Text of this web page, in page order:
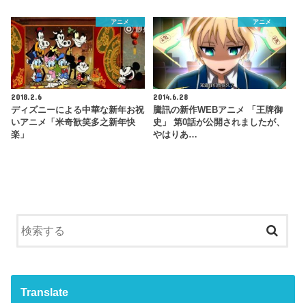
アニメ
2018.2.6
ディズニーによる中華な新年お祝
いアニメ「米奇歓笑多之新年快
楽」
アニメ
2014.6.28
騰訊の新作WEBアニメ 「王牌御
史」 第0話が公開されましたが、
やはりあ…
Translate